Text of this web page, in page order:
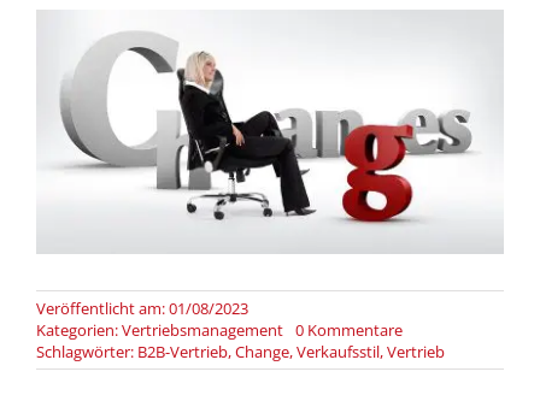
Veröffentlicht am: 01/08/2023
Kategorien:Vertriebsmanagement 0 Kommentareon
Vertrieb
kann
Schlagwörter: B2B-Vertrieb,Change,Verkaufsstil,Vertrieb